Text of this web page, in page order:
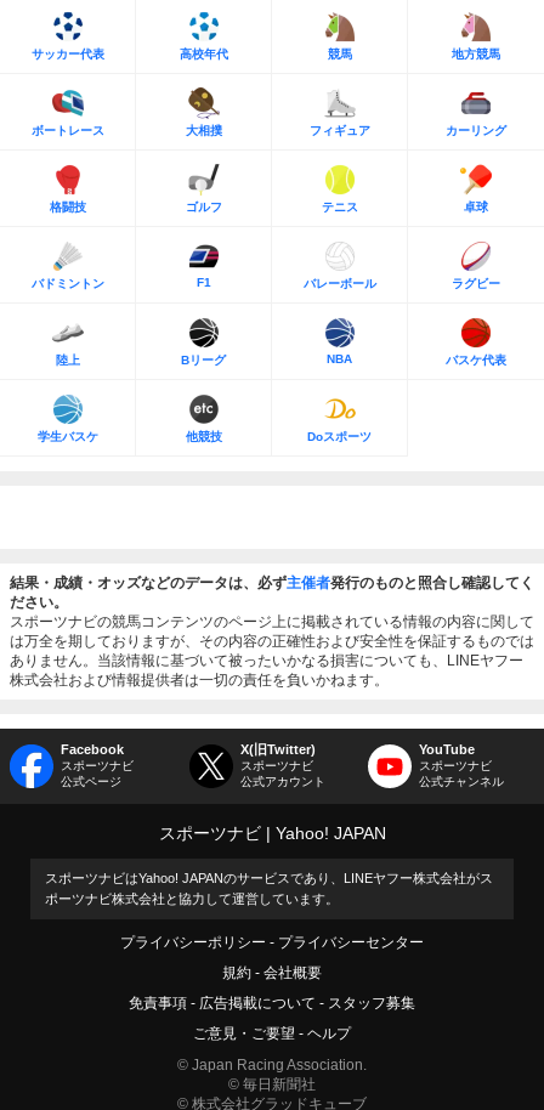
サッカー代表 高校年代 競馬 地方競馬
ボートレース 大相撲 フィギュア カーリング
格闘技 ゴルフ テニス 卓球
バドミントン F1 バレーボール ラグビー
陸上 Bリーグ NBA バスケ代表
学生バスケ 他競技 Doスポーツ
結果・成績・オッズなどのデータは、必ず主催者発行のものと照合し確認してく
ださい。
スポーツナビの競馬コンテンツのページ上に掲載されている情報の内容に関して
は万全を期しておりますが、その内容の正確性および安全性を保証するものでは
ありません。当該情報に基づいて被ったいかなる損害についても、LINEヤフー
株式会社および情報提供者は一切の責任を負いかねます。
Facebook
スポーツナビ
公式ページ
X(旧Twitter)
スポーツナビ
公式アカウント
YouTube
スポーツナビ
公式チャンネル
スポーツナビ Yahoo! JAPAN
スポーツナビはYahoo! JAPANのサービスであり、LINEヤフー株式会社がス
ポーツナビ株式会社と協力して運営しています。
プライバシーポリシー
プライバシーセンター
規約
会社概要
免責事項
広告掲載について
スタッフ募集
ご意見・ご要望
ヘルプ
© Japan Racing Association.
© 毎日新聞社
© 株式会社グラッドキューブ